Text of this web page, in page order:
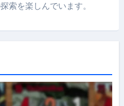
索を楽しんでいます。